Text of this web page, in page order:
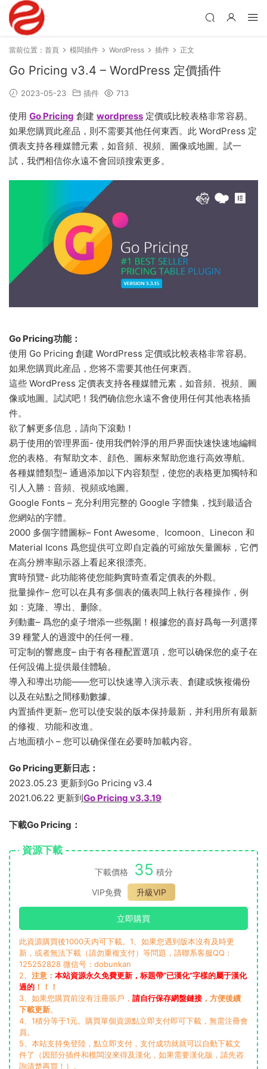
當前位置： 首頁 模闆插件 WordPress 插件 正文
Go Pricing v3.4 – WordPress 定價插件
2023-05-23 插件 713
使用 Go Pricing 創建 wordpress 定價或比較表格非常容易。
如果您購買此産品，則不需要其他任何東西。此 WordPress 定
價表支持各種媒體元素，如音頻、視頻、圖像或地圖。試一
試，我們相信你永遠不會回頭搜索更多。
Go Pricing功能：
使用 Go Pricing 創建 WordPress 定價或比較表格非常容易。
如果您購買此産品，您将不需要其他任何東西。
這些 WordPress 定價表支持各種媒體元素，如音頻、視頻、圖
像或地圖。試試吧！我們确信您永遠不會使用任何其他表格插
件。
欲了解更多信息，請向下滾動！
易于使用的管理界面- 使用我們幹淨的用戶界面快速快速地編輯
您的表格。有幫助文本、顔色、圖标來幫助您進行高效導航。
各種媒體類型– 通過添加以下内容類型，使您的表格更加獨特和
引人入勝：音頻、視頻或地圖。
Google Fonts – 充分利用完整的 Google 字體集，找到最适合
您網站的字體。
2000 多個字體圖标– Font Awesome、Icomoon、Linecon 和
Material Icons 爲您提供可立即自定義的可縮放矢量圖标，它們
在高分辨率顯示器上看起來很漂亮。
實時預覽- 此功能将使您能夠實時查看定價表的外觀。
批量操作– 您可以在具有多個表的儀表闆上執行各種操作，例
如：克隆、導出、删除。
列動畫– 爲您的桌子增添一些氛圍！根據您的喜好爲每一列選擇
39 種驚人的過渡中的任何一種。
可定制的響應度– 由于有各種配置選項，您可以确保您的桌子在
任何設備上提供最佳體驗。
導入和導出功能——您可以快速導入演示表、創建或恢複備份
以及在站點之間移動數據。
内置插件更新– 您可以使安裝的版本保持最新，并利用所有最新
的修複、功能和改進。
占地面積小 – 您可以确保僅在必要時加載内容。
Go Pricing更新日志：
2023.05.23 更新到Go Pricing v3.4
2021.06.22 更新到Go Pricing v3.3.19
下載Go Pricing：
資源下載
下載價格 35 積分
VIP免費
升級VIP
立即購買
此資源購買後1000天内可下載。1、如果您遇到版本沒有及時更
新，或者無法下載（請勿重複支付）等問題，請聯系客服QQ：
125252828 微信号：dobunkan
2、 注意： 本站資源永久免費更新，标題帶“已漢化”字樣的屬于漢化
過的 ！！！
3、如果您購買前沒有注冊賬戶， 請自行保存網盤鏈接 ，方便後續
下載更新。
4、1積分等于1元。購買單個資源點立即支付即可下載，無需注冊會
員。
5、本站支持免登陸，點立即支付，支付成功就就可以自動下載文
件了（因部分插件和模闆沒來得及漢化，如果需要漢化版，請先咨
詢清楚再買！）。